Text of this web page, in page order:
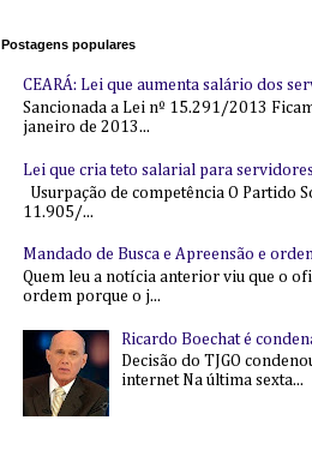
Postagens populares
CEARÁ: Lei que aumenta salário dos
Sancionada a Lei nº 15.291/2013
janeiro de 2013...
Lei que cria teto salarial para
Usurpação de competência O Partido
11.905/...
Mandado de Busca e Apreensão e
Quem leu a notícia anterior viu que o
ordem porque o j...
Ricardo Boechat é
Decisão do TJGO
internet Na última sexta...